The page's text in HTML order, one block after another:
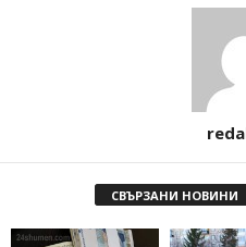
СВЪРЗАНИ НОВИНИ